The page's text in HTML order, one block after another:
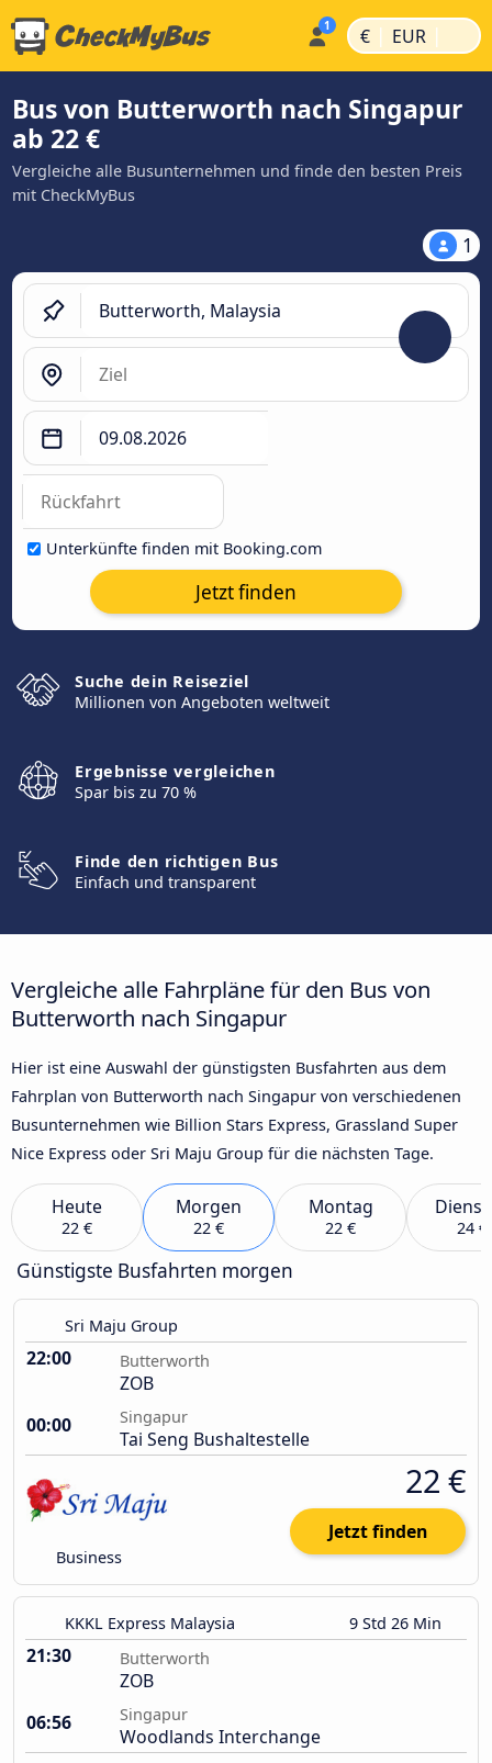
€ | EUR |
Bus von Butterworth nach Singapur
ab 22 €
Vergleiche alle Busunternehmen und finde den besten Preis
mit CheckMyBus
1
Unterkünfte finden mit Booking.com
Jetzt finden
Suche dein Reiseziel
Millionen von Angeboten weltweit
Ergebnisse vergleichen
Spar bis zu 70 %
Finde den richtigen Bus
Einfach und transparent
Vergleiche alle Fahrpläne für den Bus von
Butterworth nach Singapur
Hier ist eine Auswahl der günstigsten Busfahrten aus dem
Fahrplan von Butterworth nach Singapur von verschiedenen
Busunternehmen wie Billion Stars Express, Grassland Super
Nice Express oder Sri Maju Group für die nächsten Tage.
Heute
22 €
Morgen
22 €
Montag
22 € 24 €
Günstigste Busfahrten morgen
Sri Maju Group
22:00 Butterworth
ZOB
00:00
Singapur
Tai Seng Bushaltestelle
Business
22 €
Jetzt finden
KKKL Express Malaysia 9 Std 26 Min
21:30 Butterworth
ZOB
06:56
Singapur
Woodlands Interchange